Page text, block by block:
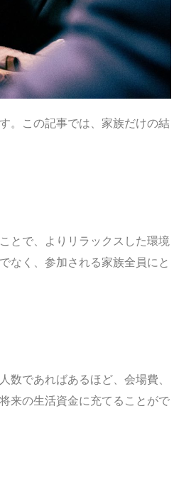
。この記事では、家族だけの結
とで、よりリラックスした環境
なく、参加される家族全員にと
であればあるほど、会場費、
来の生活資金に充てることがで